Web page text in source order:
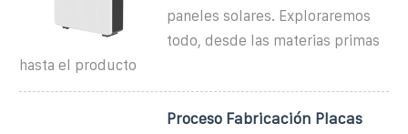
paneles solares. Exploraremos
todo, desde las materias primas
hasta el producto
Proceso Fabricación Placas